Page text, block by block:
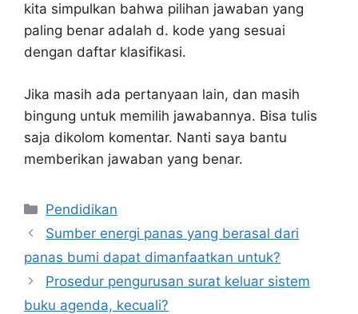
kita simpulkan bahwa pilihan jawaban yang
paling benar adalah d. kode yang sesuai
dengan daftar klasifikasi.
Jika masih ada pertanyaan lain, dan masih
bingung untuk memilih jawabannya. Bisa tulis
saja dikolom komentar. Nanti saya bantu
memberikan jawaban yang benar.
Kategori
Pendidikan
Sumber energi panas yang berasal dari
panas bumi dapat dimanfaatkan untuk?
Prosedur pengurusan surat keluar sistem
buku agenda, kecuali?